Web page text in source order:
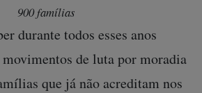
900 famílias
durante todos esses anos
movimentos de luta por moradia
que já não acreditam nos